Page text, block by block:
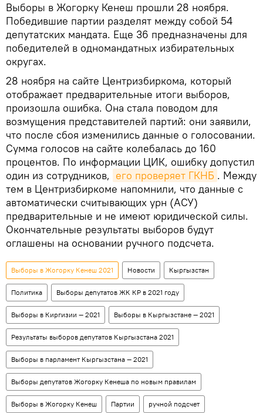
Выборы в Жогорку Кенеш прошли 28 ноября.
Победившие партии разделят между собой 54
депутатских мандата. Еще 36 предназначены для
победителей в одномандатных избирательных
округах.
28 ноября на сайте Центризбиркома, который
отображает предварительные итоги выборов,
произошла ошибка. Она стала поводом для
возмущения представителей партий: они заявили,
что после сбоя изменились данные о голосовании.
Сумма голосов на сайте колебалась до 160
процентов. По информации ЦИК, ошибку допустил
один из сотрудников, его проверяет ГКНБ . Между
тем в Центризбиркоме напомнили, что данные с
автоматически считывающих урн (АСУ)
предварительные и не имеют юридической силы.
Окончательные результаты выборов будут
оглашены на основании ручного подсчета.
Выборы в Жогорку Кенеш 2021 Новости Кыргызстан
Политика Выборы депутатов ЖК КР в 2021 году
Выборы в Киргизии — 2021 Выборы в Кыргызстане — 2021
Результаты выборов депутатов Кыргызстана 2021
Выборы в парламент Кыргызстана — 2021
Выборы депутатов Жогорку Кенеша по новым правилам
Выборы в Жогорку Кенеш Партии ручной подсчет